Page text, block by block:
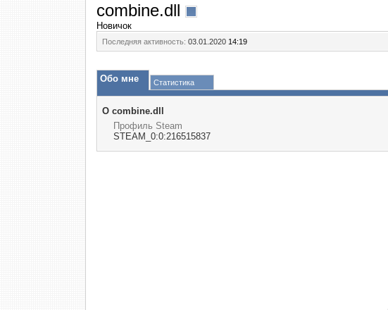
combine.dll
Новичок
Последняя активность: 03.01.2020 14:19
Обо мне Статистика
О combine.dll
Профиль Steam
STEAM_0:0:216515837